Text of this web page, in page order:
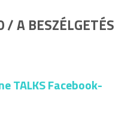
A BESZÉLGETÉS
TALKS Facebook-